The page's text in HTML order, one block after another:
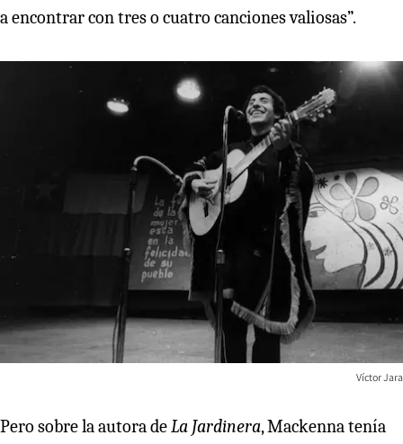
a encontrar con tres o cuatro canciones valiosas”.
Víctor Jara
Pero sobre la autora deLa Jardinera, Mackenna tenía